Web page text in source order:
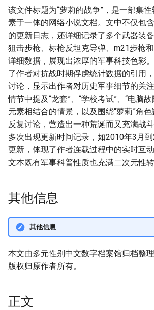
该文件标题为“萝莉的战争”，是一部集
素于一体的网络小说文档。文中不仅包
的更新日志，还详细记录了多个武器装
狙击步枪、标枪反坦克导弹、m21步枪
详细数据，展现出浓厚的军事科技色彩
了作者对抗战时期俘虏统计数据的引用
讨论，显示出作者对历史军事细节的关
情节中提及“龙套”、“学校考试”、“电脑
元素相结合的情景，以及围绕“萝莉”角
反复讨论，营造出一种荒诞而又充满战
多次出现更新时间记录，如2010年3月
更新，体现了作者连载过程中的实时互
文本既有军事科普性质也充满二次元性
其他信息
其他信息
本文由多元性别中文数字档案馆归档整
版权归原作者所有。
正文